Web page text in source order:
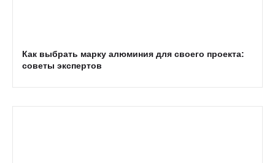
Как выбрать марку алюминия для своего проекта:
советы экспертов